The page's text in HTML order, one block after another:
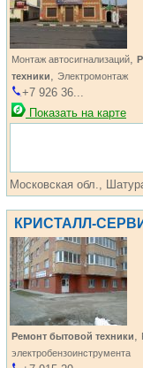
Монтаж автосигнализаций,
техники, Электромонтаж
+7 926 36...
Показать на карте
Московская обл.,
КРИСТАЛЛ-
Ремонт бытовой техники,
электробензоинструмента